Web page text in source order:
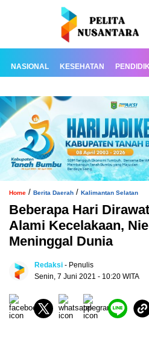
NASIONAL KESEHATAN
Home / Berita Daerah / Kalimantan Selatan
Beberapa Hari
Alami Kecelakaan,
Meninggal Dunia
Redaksi - Penulis
Senin, 7 Juni 2021 - 10:20 WITA